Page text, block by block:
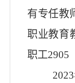
有专任教
职业教育
职工2905